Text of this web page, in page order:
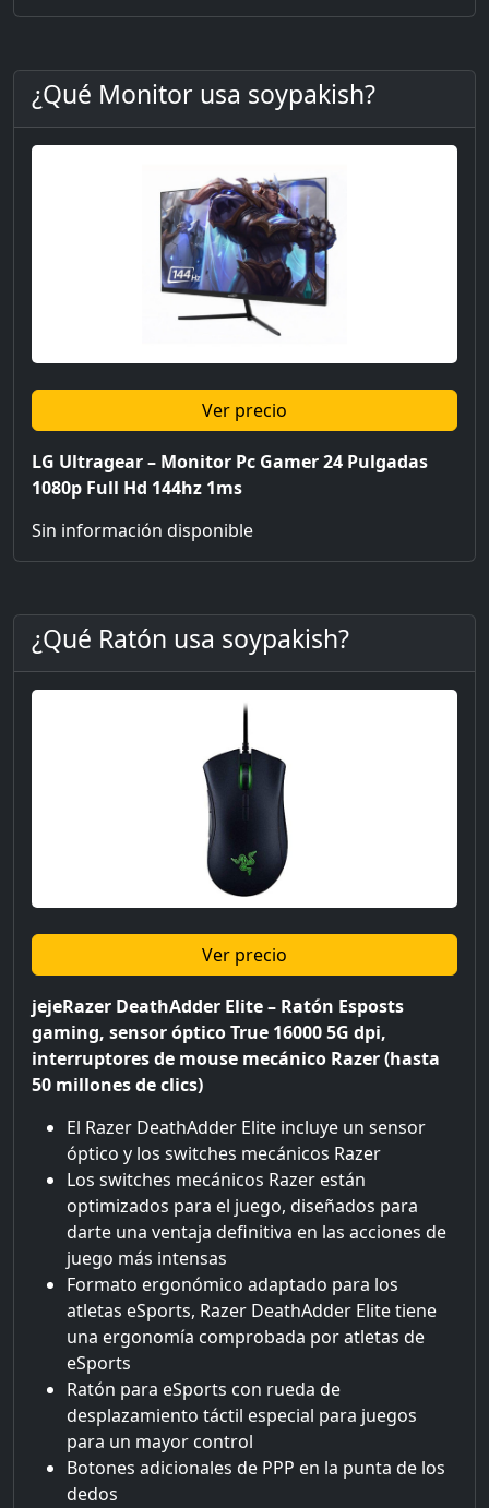
¿Qué Monitor usa soypakish?
Ver precio
LG Ultragear – Monitor Pc Gamer 24 Pulgadas
1080p Full Hd 144hz 1ms
Sin información disponible
¿Qué Ratón usa soypakish?
Ver precio
jejeRazer DeathAdder Elite – Ratón Esposts
gaming, sensor óptico True 16000 5G dpi,
interruptores de mouse mecánico Razer (hasta
50 millones de clics)
El Razer DeathAdder Elite incluye un sensor
óptico y los switches mecánicos Razer
Los switches mecánicos Razer están
optimizados para el juego, diseñados para
darte una ventaja definitiva en las acciones de
juego más intensas
Formato ergonómico adaptado para los
atletas eSports, Razer DeathAdder Elite tiene
una ergonomía comprobada por atletas de
eSports
Ratón para eSports con rueda de
desplazamiento táctil especial para juegos
para un mayor control
Botones adicionales de PPP en la punta de los
dedos